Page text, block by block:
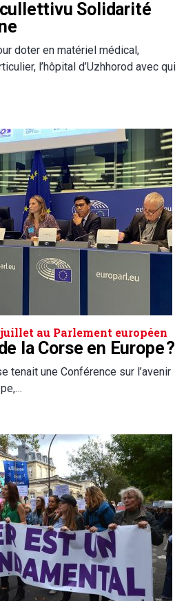
Solidarité
doter en matériel médical,
l’hôpital d’Uzhhorod avec qui
au Parlement européen
la Corse en Europe ?
tenait une Conférence sur l’avenir